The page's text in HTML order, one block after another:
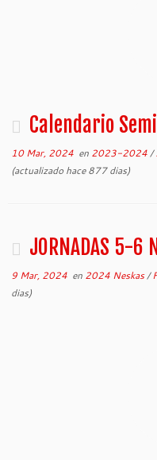
Calendario
10 Mar, 2024 en 2023-2024/
(actualizado hace 877 dias)
JORNADAS 5-6
9 Mar, 2024 en 2024 Neskas/
dias)